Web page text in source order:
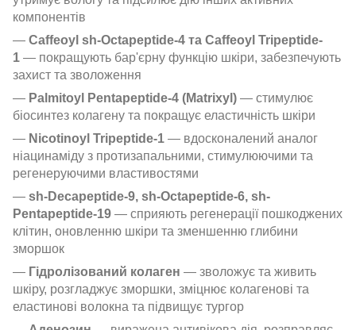
компонентів
— Caffeoyl sh-Octapeptide-4 та Caffeoyl Tripeptide-
1 — покращують бар'єрну функцію шкіри, забезпечують
захист та зволоження
— Palmitoyl Pentapeptide-4 (Matrixyl) — стимулює
біосинтез колагену та покращує еластичність шкіри
— Nicotinoyl Tripeptide-1 — вдосконалений аналог
ніацинаміду з протизапальними, стимулюючими та
регенеруючими властивостями
— sh-Decapeptide-9, sh-Octapeptide-6, sh-
Pentapeptide-19 — сприяють регенерації пошкоджених
клітин, оновленню шкіри та зменшенню глибини
зморшок
— Гідролізований колаген — зволожує та живить
шкіру, розгладжує зморшки, зміцнює колагенові та
еластинові волокна та підвищує тургор